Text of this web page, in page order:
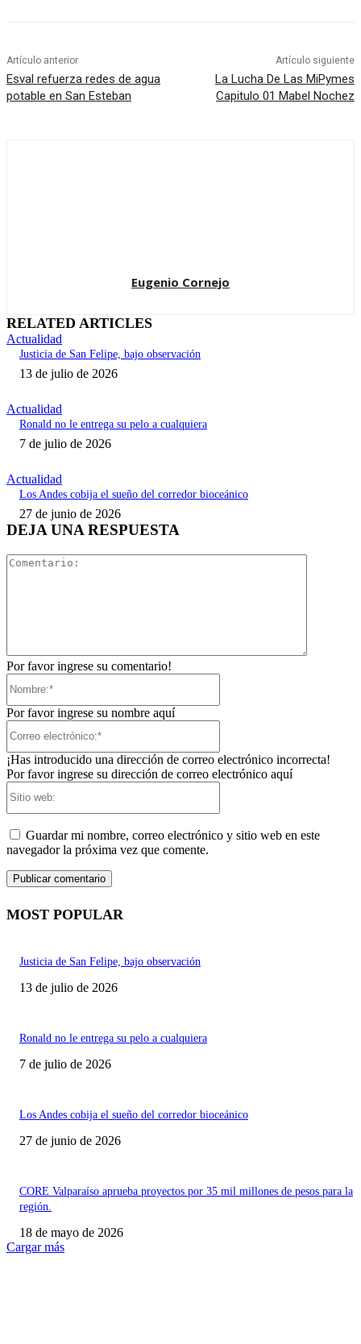
Artículo anterior
Esval refuerza redes de agua
potable en San Esteban
Artículo siguiente
La Lucha De Las MiPymes
Capitulo 01 Mabel Nochez
Eugenio Cornejo
RELATED ARTICLES
Actualidad
Justicia de San Felipe, bajo observación
13 de julio de 2026
Actualidad
Ronald no le entrega su pelo a cualquiera
7 de julio de 2026
Actualidad
Los Andes cobija el sueño del corredor bioceánico
27 de junio de 2026
DEJA UNA RESPUESTA
Por favor ingrese su comentario!
Por favor ingrese su nombre aquí
¡Has introducido una dirección de correo electrónico incorrecta!
Por favor ingrese su dirección de correo electrónico aquí
Guardar mi nombre, correo electrónico y sitio web en este
navegador la próxima vez que comente.
MOST POPULAR
Justicia de San Felipe, bajo observación
13 de julio de 2026
Ronald no le entrega su pelo a cualquiera
7 de julio de 2026
Los Andes cobija el sueño del corredor bioceánico
27 de junio de 2026
CORE Valparaíso aprueba proyectos por 35 mil millones de pesos para la
región.
18 de mayo de 2026
Cargar más